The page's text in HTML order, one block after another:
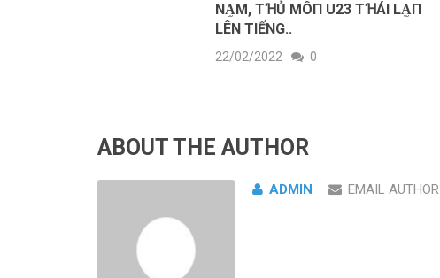
NA̫M, TꞪỦ MÔП U23 TꞪÁI LA̫П
LÊN TIẾNG..
22/02/2022 0
ABOUT THE AUTHOR
ADMIN EMAIL AUTHOR